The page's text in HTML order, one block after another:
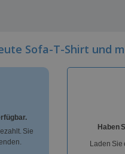
Sofa-T-Shirt und
Sie
Haben
Laden Sie